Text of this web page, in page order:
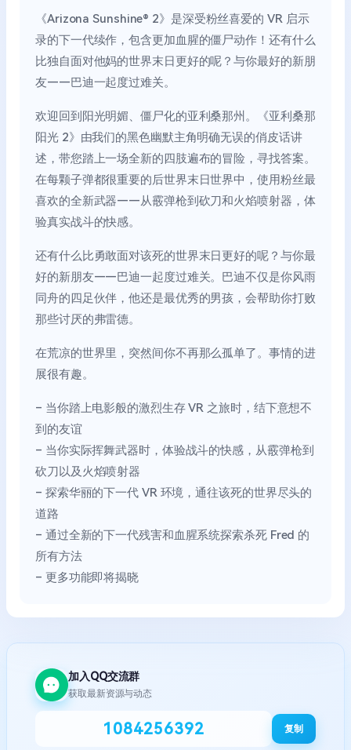
《Arizona Sunshine® 2》是深受粉丝喜爱的 VR 启示
录的下一代续作，包含更加血腥的僵尸动作！还有什么
比独自面对他妈的世界末日更好的呢？与你最好的新朋
友——巴迪一起度过难关。
欢迎回到阳光明媚、僵尸化的亚利桑那州。《亚利桑那
阳光 2》由我们的黑色幽默主角明确无误的俏皮话讲
述，带您踏上一场全新的四肢遍布的冒险，寻找答案。
在每颗子弹都很重要的后世界末日世界中，使用粉丝最
喜欢的全新武器——从霰弹枪到砍刀和火焰喷射器，体
验真实战斗的快感。
还有什么比勇敢面对该死的世界末日更好的呢？与你最
好的新朋友——巴迪一起度过难关。巴迪不仅是你风雨
同舟的四足伙伴，他还是最优秀的男孩，会帮助你打败
那些讨厌的弗雷德。
在荒凉的世界里，突然间你不再那么孤单了。事情的进
展很有趣。
– 当你踏上电影般的激烈生存 VR 之旅时，结下意想不
到的友谊
– 当你实际挥舞武器时，体验战斗的快感，从霰弹枪到
砍刀以及火焰喷射器
– 探索华丽的下一代 VR 环境，通往该死的世界尽头的
道路
– 通过全新的下一代残害和血腥系统探索杀死 Fred 的
所有方法
– 更多功能即将揭晓
加入QQ交流群
获取最新资源与动态
1084256392 复制